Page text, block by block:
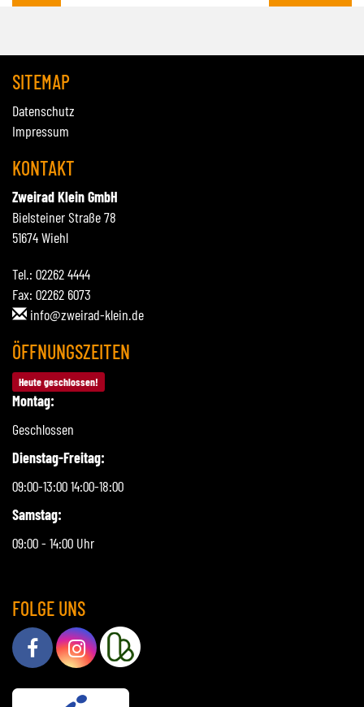
SITEMAP
Datenschutz
Impressum
KONTAKT
Zweirad Klein GmbH
Bielsteiner Straße 78
51674 Wiehl
Tel.: 02262 4444
Fax: 02262 6073
info@zweirad-klein.de
ÖFFNUNGSZEITEN
Heute geschlossen!
Montag:
Geschlossen
Dienstag-Freitag:
09:00-13:00 14:00-18:00
Samstag:
09:00 - 14:00 Uhr
FOLGE UNS